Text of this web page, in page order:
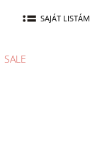
SAJÁT LISTÁM
SALE